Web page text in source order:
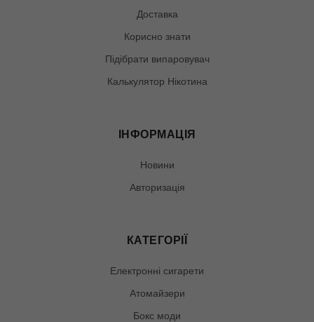
Доставка
Корисно знати
Підібрати випаровувач
Калькулятор Нікотина
ІНФОРМАЦІЯ
Новини
Авторизація
КАТЕГОРІЇ
Електронні сигарети
Атомайзери
Бокс моди